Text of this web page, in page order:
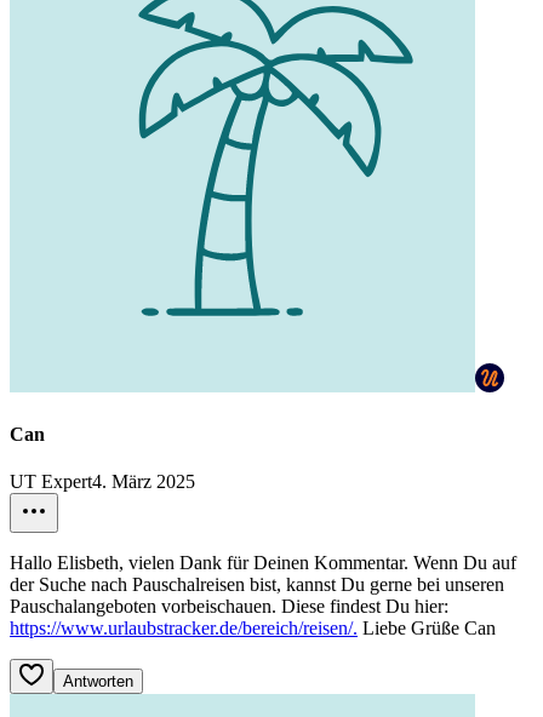
Can
UT Expert4. März 2025
Hallo Elisbeth, vielen Dank für Deinen Kommentar. Wenn Du auf
der Suche nach Pauschalreisen bist, kannst Du gerne bei unseren
Pauschalangeboten vorbeischauen. Diese findest Du hier:
https://www.urlaubstracker.de/bereich/reisen/. Liebe Grüße Can
Antworten